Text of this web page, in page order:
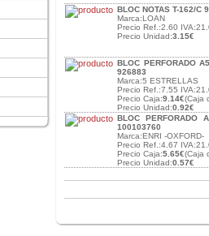
BLOC NOTAS T-162/C
Marca:LOAN
Precio Ref.:2.60
Precio Unidad:3.15€
BLOC PERFORADO
926883
Marca:5 ESTRELLAS
Precio Ref.:7.55
Precio Caja:9.14€(Caja
Precio Unidad:0.92€
BLOC PERFORADO
100103760
Marca:ENRI -OXFORD-
Precio Ref.:4.67
Precio Caja:5.65€(Caja
Precio Unidad:0.57€